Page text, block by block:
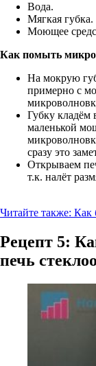
Вода.
Мягкая губка.
Моющее
Как помыть
На мокрую
примерно с
Губку кладём
маленькой
сразу это
Открываем
т.к. налёт
Читайте также: Как
Рецепт 5:
печь